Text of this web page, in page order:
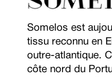
Somelos est
tissu reconnu en
outre-atlantique.
côte nord du